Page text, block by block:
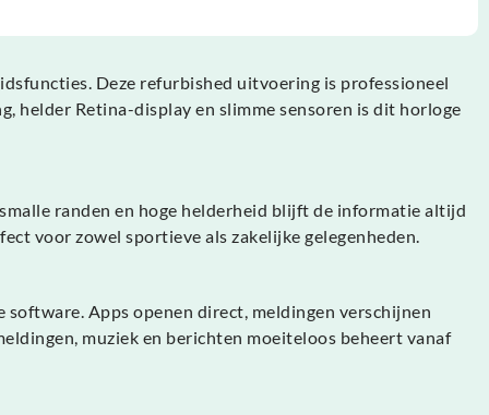
Deze refurbished uitvoering is professioneel
helder Retina-display en slimme sensoren is dit horloge
randen en hoge helderheid blijft de informatie altijd
voor zowel sportieve als zakelijke gelegenheden.
Apps openen direct, meldingen verschijnen
muziek en berichten moeiteloos beheert vanaf